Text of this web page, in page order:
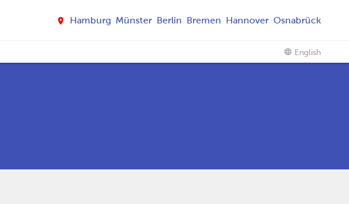
Hamburg Münster Berlin Bremen Hannover Osnabrück
English